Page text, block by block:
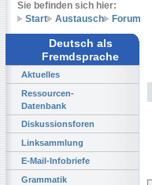
Sie befinden sich hier:
Start
Austausch Forum
Deutsch als
Fremdsprache
Aktuelles
Ressourcen-
Datenbank
Diskussionsforen
Linksammlung
E-Mail-Infobriefe
Grammatik